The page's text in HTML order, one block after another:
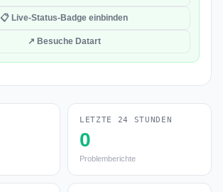
📋 Live-Status-Badge einbinden
↗ Besuche Datart
LETZTE 24 STUNDEN
0
Problemberichte